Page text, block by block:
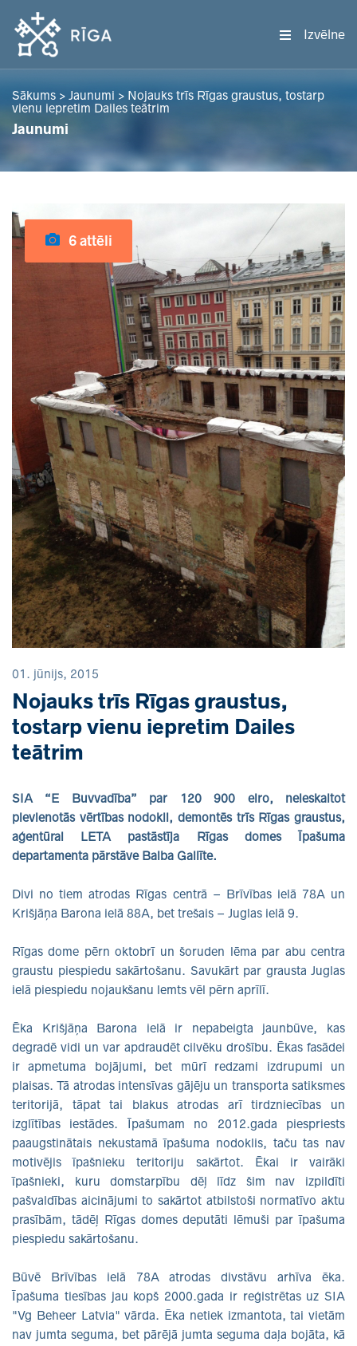
Izvēlne
Sākums > Jaunumi > Nojauks trīs Rīgas graustus, tostarp
vienu iepretim Dailes teātrim
Jaunumi
6 attēli
01. jūnijs, 2015
Nojauks trīs Rīgas graustus,
tostarp vienu iepretim Dailes
teātrim
SIA “E Buvvadība” par 120 900 eiro, neieskaitot
pievienotās vērtības nodokli, demontēs trīs Rīgas graustus,
aģentūrai LETA pastāstīja Rīgas domes Īpašuma
departamenta pārstāve Baiba Gailīte.
Divi no tiem atrodas Rīgas centrā – Brīvības ielā 78A un
Krišjāņa Barona ielā 88A, bet trešais – Juglas ielā 9.
Rīgas dome pērn oktobrī un šoruden lēma par abu centra
graustu piespiedu sakārtošanu. Savukārt par grausta Juglas
ielā piespiedu nojaukšanu lemts vēl pērn aprīlī.
Ēka Krišjāņa Barona ielā ir nepabeigta jaunbūve, kas
degradē vidi un var apdraudēt cilvēku drošību. Ēkas fasādei
ir apmetuma bojājumi, bet mūrī redzami izdrupumi un
plaisas. Tā atrodas intensīvas gājēju un transporta satiksmes
teritorijā, tāpat tai blakus atrodas arī tirdzniecības un
izglītības iestādes. Īpašumam no 2012.gada piespriests
paaugstinātais nekustamā īpašuma nodoklis, taču tas nav
motivējis īpašnieku teritoriju sakārtot. Ēkai ir vairāki
īpašnieki, kuru domstarpību dēļ līdz šim nav izpildīti
pašvaldības aicinājumi to sakārtot atbilstoši normatīvo aktu
prasībām, tādēļ Rīgas domes deputāti lēmuši par īpašuma
piespiedu sakārtošanu.
Būvē Brīvības ielā 78A atrodas divstāvu arhīva ēka.
Īpašuma tiesības jau kopš 2000.gada ir reģistrētas uz SIA
"Vg Beheer Latvia" vārda. Ēka netiek izmantota, tai vietām
nav jumta seguma, bet pārējā jumta seguma daļa bojāta, kā